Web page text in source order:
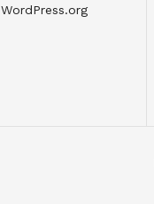
WordPress.org